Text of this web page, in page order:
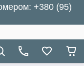
+380 (95)